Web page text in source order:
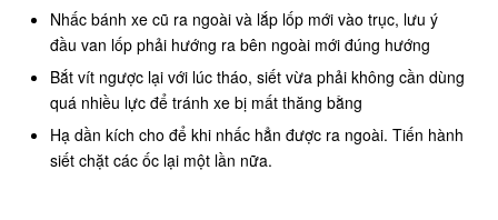
Nhấc bánh xe cũ ra ngoài và lắp lốp mới vào trục, lưu ý
đầu van lốp phải hướng ra bên ngoài mới đúng hướng
Bắt vít ngược lại với lúc tháo, siết vừa phải không cần dùng
quá nhiều lực để tránh xe bị mất thăng bằng
Hạ dần kích cho để khi nhấc hẳn được ra ngoài. Tiến hành
siết chặt các ốc lại một lần nữa.